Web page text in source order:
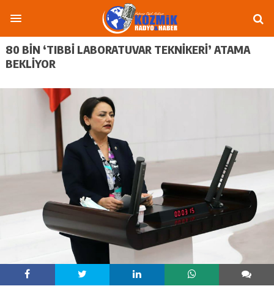
80 BIN ‘TIBBI LABORATUVAR TEKNIKERI’ ATAMA
BEKLIYOR